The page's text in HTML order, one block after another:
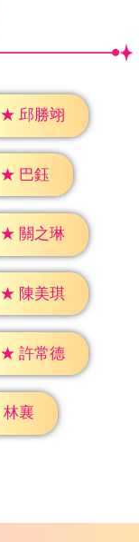
★ 邱勝翊
★ 巴鈺
★ 關之琳
★ 陳美琪
★ 許常德
林襄